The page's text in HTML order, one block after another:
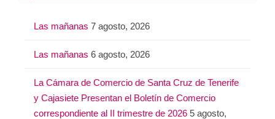
Las mañanas 7 agosto, 2026
Las mañanas 6 agosto, 2026
La Cámara de Comercio de Santa Cruz de Tenerife
y Cajasiete Presentan el Boletín de Comercio
correspondiente al II trimestre de 2026 5 agosto,